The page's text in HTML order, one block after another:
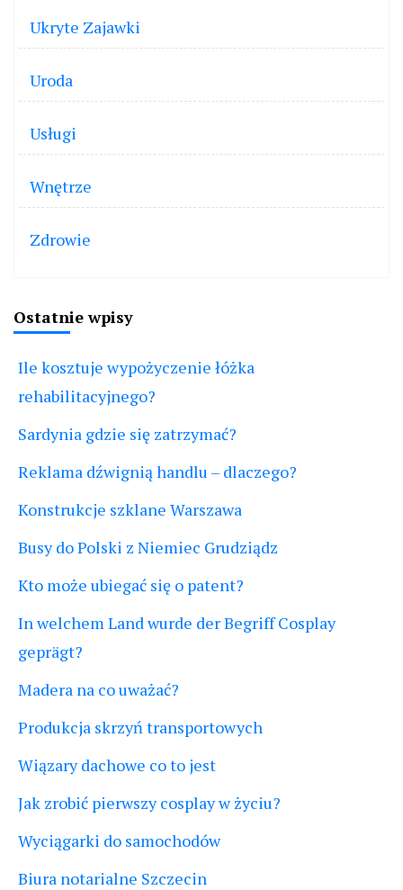
Ukryte Zajawki
Uroda
Usługi
Wnętrze
Zdrowie
Ostatnie wpisy
Ile kosztuje wypożyczenie łóżka
rehabilitacyjnego?
Sardynia gdzie się zatrzymać?
Reklama dźwignią handlu – dlaczego?
Konstrukcje szklane Warszawa
Busy do Polski z Niemiec Grudziądz
Kto może ubiegać się o patent?
In welchem Land wurde der Begriff Cosplay
geprägt?
Madera na co uważać?
Produkcja skrzyń transportowych
Wiązary dachowe co to jest
Jak zrobić pierwszy cosplay w życiu?
Wyciągarki do samochodów
Biura notarialne Szczecin